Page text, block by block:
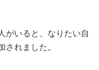
がいると、なりたい自
れました。